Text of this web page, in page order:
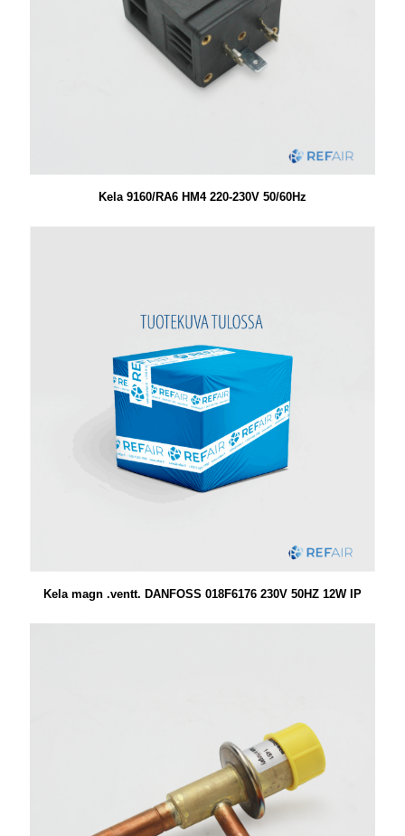
Kela 9160/RA6 HM4 220-230V 50/60Hz
Kela magn .ventt. DANFOSS 018F6176 230V 50HZ 12W IP